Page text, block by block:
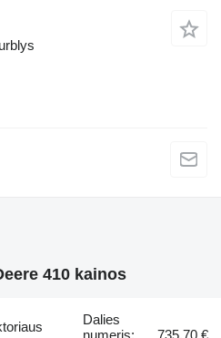
410 kainos
Dalies
numeris:
735,70 €